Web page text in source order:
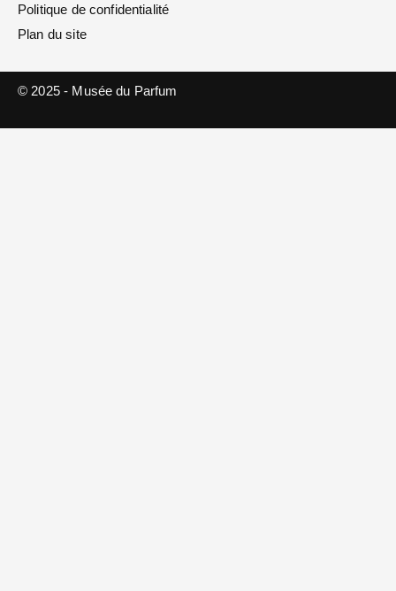
Politique de confidentialité
Plan du site
© 2025 - Musée du Parfum